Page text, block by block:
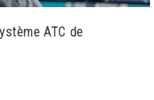
ATC de